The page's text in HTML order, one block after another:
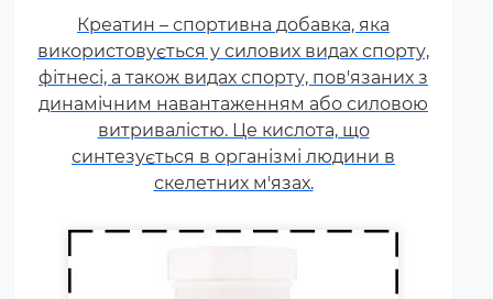
Креатин – спортивна добавка, яка
використовується у силових видах спорту,
фітнесі, а також видах спорту, пов'язаних з
динамічним навантаженням або силовою
витривалістю. Це кислота, що
синтезується в організмі людини в
скелетних м'язах.
карнітин. вітамін Т, вітаміни С, D,
E, F. Постійні тренування,
фізичні та психологічні
навантаження, змагання
збільшують добову норму
вітамінів та мінералів у 1,5-2
рази.